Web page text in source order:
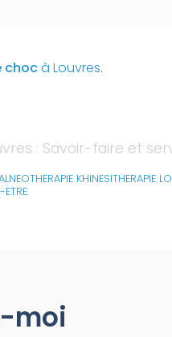
chocà Louvres.
: Savoir-faire et
KHINESITHERAPIE
ETRE
moi